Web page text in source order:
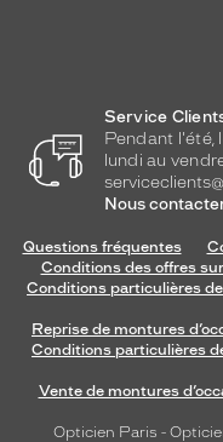
Service
Pendant l'été,
lundi au
Nous
Questions fréquentes
Conditions des offres
Conditions particulières
Reprise de montures
Conditions particulières
Vente de montures
Opticien Paris -